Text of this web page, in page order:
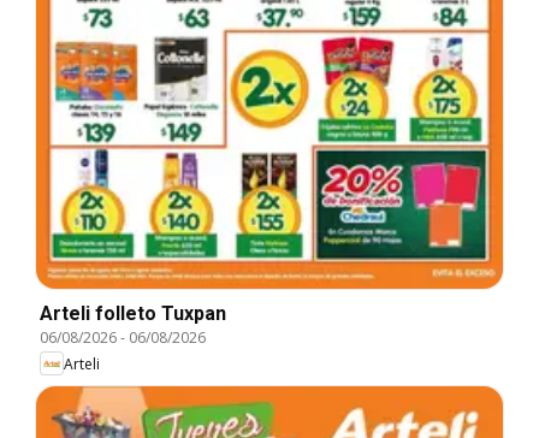
Arteli folleto Tuxpan
06/08/2026- 06/08/2026
Arteli